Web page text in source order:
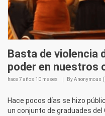
Basta de violencia
poder en nuestros
hace 7 años 10 meses ByAnonymous
Hace pocos días se hizo
un conjunto de graduades del